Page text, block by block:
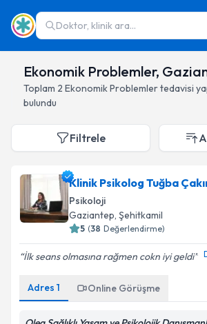
Doktor, klinik ara...
Ekonomik Problemler,
Toplam 2 Ekonomik Problemlertedavisi
bulundu
Filtrele
Klinik Psikolog Tuğba
Psikoloji
Gaziantep, Şehitkamil
5 (38 Değerlendirme)
İlk seans olmasına rağmen cokn iyi geldi
Adres 1 Online Görüşme